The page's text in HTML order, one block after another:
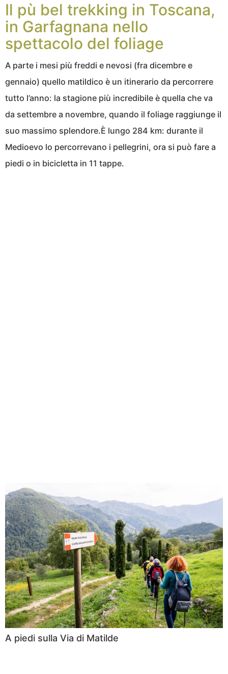
Il pù bel trekking in Toscana,
in Garfagnana nello
spettacolo del foliage
A parte i mesi più freddi e nevosi (fra dicembre e
gennaio) quello matildico è un itinerario da percorrere
tutto l’anno: la stagione più incredibile è quella che va
da settembre a novembre, quando il foliage raggiunge il
suo massimo splendore.È lungo 284 km: durante il
Medioevo lo percorrevano i pellegrini, ora si può fare a
piedi o in bicicletta in 11 tappe.
A piedi sulla Via di Matilde